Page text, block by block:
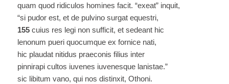
quam quod ridiculos homines facit. “exeat” inquit,
“si pudor est, et de pulvino surgat equestri,
155cuius res legi non sufficit, et sedeant hic
lenonum pueri quocumque ex fornice nati,
hic plaudat nitidus praeconis filius inter
pinnirapi cultos iuvenes iuvenesque lanistae.”
sic libitum vano, qui nos distinxit, Othoni.